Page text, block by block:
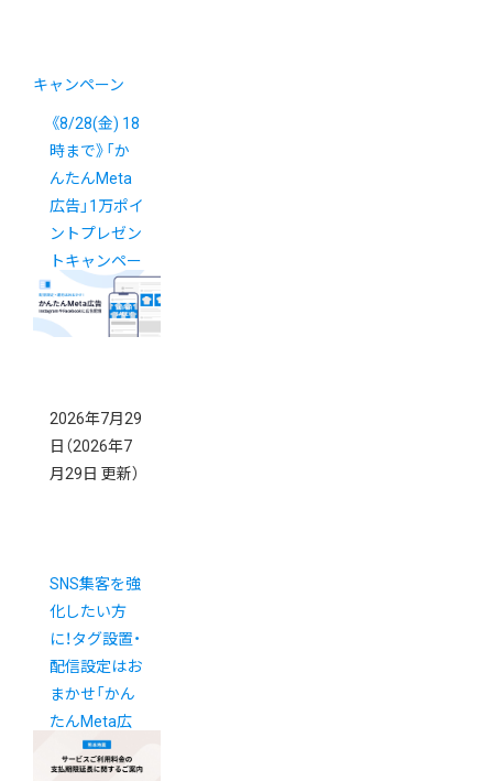
キャンペーン
《8/28(金) 18
時まで》「か
んたんMeta
広告」1万ポイ
ントプレゼン
トキャンペー
ン
New!
2026年7月29
日 （2026年7
月29日 更新）
SNS集客を強
化したい方
に！タグ設置・
配信設定はお
まかせ「かん
たんMeta広